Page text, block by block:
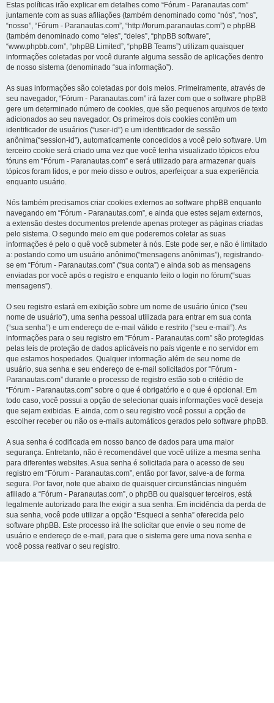
Estas políticas irão explicar em detalhes como “Fórum - Paranautas.com”
juntamente com as suas afiliações (também denominado como “nós”, “nos”,
“nosso”, “Fórum - Paranautas.com”, “http://forum.paranautas.com”) e phpBB
(também denominado como “eles”, “deles”, “phpBB software”,
“www.phpbb.com”, “phpBB Limited”, “phpBB Teams”) utilizam quaisquer
informações coletadas por você durante alguma sessão de aplicações dentro
de nosso sistema (denominado “sua informação”).
As suas informações são coletadas por dois meios. Primeiramente, através de
seu navegador, “Fórum - Paranautas.com” irá fazer com que o software phpBB
gere um determinado número de cookies, que são pequenos arquivos de texto
adicionados ao seu navegador. Os primeiros dois cookies contêm um
identificador de usuários (“user-id”) e um identificador de sessão
anônima(“session-id”), automaticamente concedidos a você pelo software. Um
terceiro cookie será criado uma vez que você tenha visualizado tópicos e/ou
fóruns em “Fórum - Paranautas.com” e será utilizado para armazenar quais
tópicos foram lidos, e por meio disso e outros, aperfeiçoar a sua experiência
enquanto usuário.
Nós também precisamos criar cookies externos ao software phpBB enquanto
navegando em “Fórum - Paranautas.com”, e ainda que estes sejam externos,
a extensão destes documentos pretende apenas proteger as páginas criadas
pelo sistema. O segundo meio em que poderemos coletar as suas
informações é pelo o quê você submeter à nós. Este pode ser, e não é limitado
a: postando como um usuário anônimo(“mensagens anônimas”), registrando-
se em “Fórum - Paranautas.com” (“sua conta”) e ainda sob as mensagens
enviadas por você após o registro e enquanto feito o login no fórum(“suas
mensagens”).
O seu registro estará em exibição sobre um nome de usuário único (“seu
nome de usuário”), uma senha pessoal utilizada para entrar em sua conta
(“sua senha”) e um endereço de e-mail válido e restrito (“seu e-mail”). As
informações para o seu registro em “Fórum - Paranautas.com” são protegidas
pelas leis de proteção de dados aplicáveis no país vigente e no servidor em
que estamos hospedados. Qualquer informação além de seu nome de
usuário, sua senha e seu endereço de e-mail solicitados por “Fórum -
Paranautas.com” durante o processo de registro estão sob o critédio de
“Fórum - Paranautas.com” sobre o que é obrigatório e o que é opcional. Em
todo caso, você possui a opção de selecionar quais informações você deseja
que sejam exibidas. E ainda, com o seu registro você possui a opção de
escolher receber ou não os e-mails automáticos gerados pelo software phpBB.
A sua senha é codificada em nosso banco de dados para uma maior
segurança. Entretanto, não é recomendável que você utilize a mesma senha
para diferentes websites. A sua senha é solicitada para o acesso de seu
registro em “Fórum - Paranautas.com”, então por favor, salve-a de forma
segura. Por favor, note que abaixo de quaisquer circunstâncias ninguém
afiliado a “Fórum - Paranautas.com”, o phpBB ou quaisquer terceiros, está
legalmente autorizado para lhe exigir a sua senha. Em incidência da perda de
sua senha, você pode utilizar a opção “Esqueci a senha” oferecida pelo
software phpBB. Este processo irá lhe solicitar que envie o seu nome de
usuário e endereço de e-mail, para que o sistema gere uma nova senha e
você possa reativar o seu registro.